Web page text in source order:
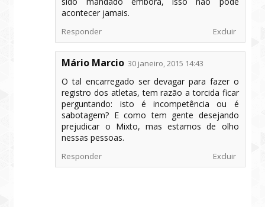
acontecer jamais.
Responder Excluir
Mário Marcio 30 janeiro, 2015 14:43
O tal encarregado ser devagar para fazer o
registro dos atletas, tem razão a torcida ficar
perguntando: isto é incompetência ou é
sabotagem? E como tem gente desejando
prejudicar o Mixto, mas estamos de olho
nessas pessoas.
Responder Excluir